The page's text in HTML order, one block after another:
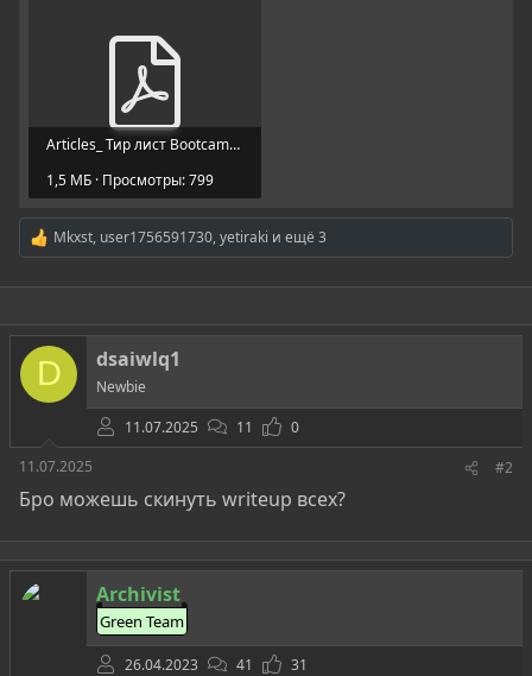
Articles_ Тир лист Bootcamp.pdf
1,5 МБ · Просмотры: 799
Р
е
а
и
и
Mkxst, user1756591730,yetiraki и ещё 3
D dsaiwlq1
Newbie
11.07.2025
11
0
11.07.2025
#2
Бро можешь скинуть writeup всех?
Archivist
Green Team
26.04.2023 41
31